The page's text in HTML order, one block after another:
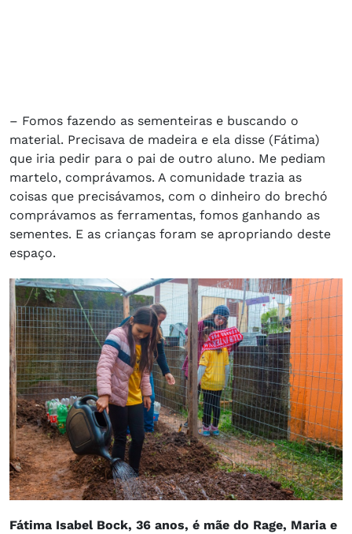
– Fomos fazendo as sementeiras e buscando o
material. Precisava de madeira e ela disse (Fátima)
que iria pedir para o pai de outro aluno. Me pediam
martelo, comprávamos. A comunidade trazia as
coisas que precisávamos, com o dinheiro do brechó
comprávamos as ferramentas, fomos ganhando as
sementes. E as crianças foram se apropriando deste
espaço.
Fátima Isabel Bock, 36 anos, é mãe do Rage, Maria e